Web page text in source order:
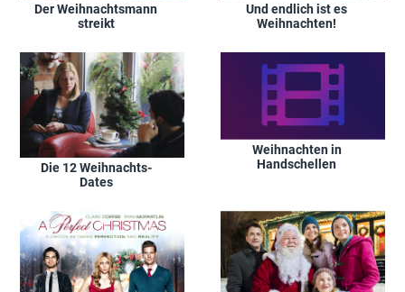
Der Weihnachtsmann
streikt
Und endlich ist es
Weihnachten!
Die 12 Weihnachts-
Dates
Weihnachten in
Handschellen